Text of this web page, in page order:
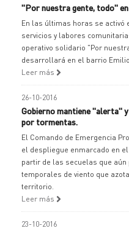
"Por nuestra gente, todo"
En las últimas horas se activó
servicios y labores
operativo solidario "Por
desarrollará en el barrio
Leer más
26-10-2016
Gobierno mantiene "alerta"
por tormentas.
El Comando de Emergencia
el despliegue enmarcado en
partir de las secuelas que
temporales de viento que
territorio.
Leer más
23-10-2016